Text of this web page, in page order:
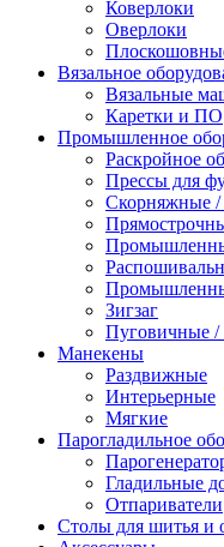
Коверлоки
Оверлоки
Вязальное
Вязальные
Каретки и ПО
Промышленное
Раскройное
Прессы для
Скорняжные /
Зигзаг
Пуговичные /
Манекены
Раздвижные
Интерьерные
Мягкие
Парогладильное
Гладильные
Отпариватели
Столы для шитья и